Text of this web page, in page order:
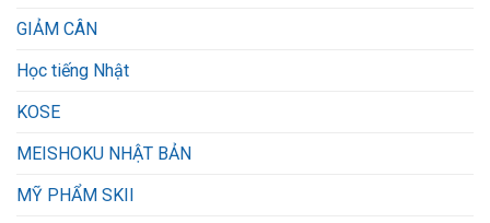
GIẢM CÂN
Học tiếng Nhật
KOSE
MEISHOKU NHẬT BẢN
MỸ PHẨM SKII